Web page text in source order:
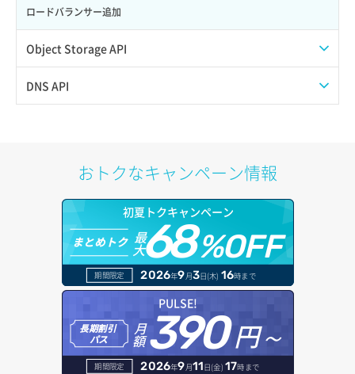
サーバー操作（起動/停止/再起動/強制停止）
サーバー設定切替
ポートデタッチ
ボリュームアタッチ
ボリュームデタッチ
ロードバランサー追加
Object Storage API
Web公開
オブジェクトダウンロード
オブジェクトバージョン管理
オブジェクト一覧取得
オブジェクト削除
オブジェクト削除予約
DNS API
ドメイン情報登録
ドメイン詳細取得
レコード一覧取得
レコード作成
おトクなキャンペーン情報
初夏トクキャンペーン
まとめトク 最
大68%OFF
期間限定 2026年9月3日(木) 16時まで
PULSE!
長期割引
パス
月
額390円～
期間限定 2026年9月11日(金) 17時まで